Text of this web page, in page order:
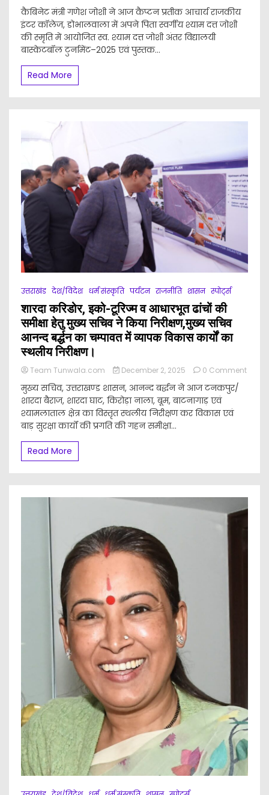
श्याम
दत्त
जोशी
अंतर
विद्यालयी
बास्केटबॉल
टुर्नामेंट
कार्यक्रम
करते
कैबिनेट
मंत्री
गणेश
जोशी,मंत्री
विधायक
निधि
लाख
की
लागत
से
डोभालवाला
में
बास्केटबॉल
कोर्ट,
बास्केटबॉल
पोल
तथा
विद्यालय
में
पुस्तकालय
की
के
कार्यों
कैबिनेट मंत्री गणेश जोशी ने आज कैप्टन प्रतीक आचार्य राजकीय
इंटर कॉलेज, डोभालवाला में अपने पिता स्वर्गीय श्याम दत्त जोशी
की स्मृति में आयोजित स्व. श्याम दत्त जोशी अंतर विद्यालयी
बास्केटबॉल टुर्नामेंट–2025 एवं पुस्तक...
Read More
उत्तराखंड देश/विदेश धर्म संस्कृति पर्यटन राजनीति शासन स्पोर्ट्स
शारदा करिडोर, इको-टूरिज्म व आधारभूत ढांचों की
समीक्षा हेतु मुख्य सचिव ने किया निरीक्षण,मुख्य सचिव
आनन्द बर्द्धन का चम्पावत में व्यापक विकास कार्यों का
स्थलीय निरीक्षण।
Team Tunwala.com December 2, 2025
0 Comment
शारदा
करिडोर,
इको-
टूरिज्म
आधारभूत
ढांचों
मुख्य
मुख्य सचिव, उत्तराखण्ड शासन, आनन्द बर्द्धन ने आज टनकपुर/
शारदा बैराज, शारदा घाट, किरोड़ा नाला, बूम, बाटनागाड़ एवं
श्यामलाताल क्षेत्र का विस्तृत स्थलीय निरीक्षण कर विकास एवं
बाड़ सुरक्षा कार्यों की प्रगति की गहन समीक्षा...
Read More